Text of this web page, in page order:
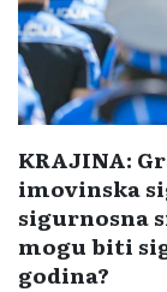
KRAJINA:
imovinska
sigurnosna
mogu biti
godina?